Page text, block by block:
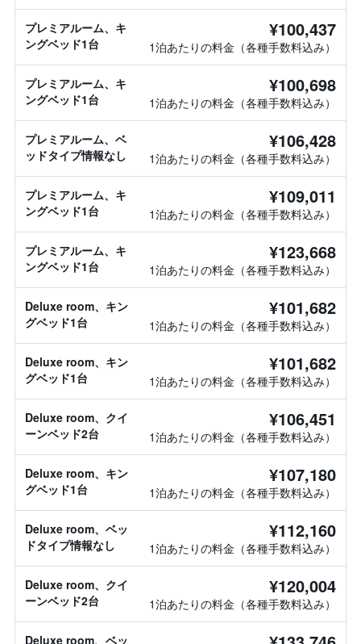
プレミアルーム、キ
ングベッド1台
¥100,437
1泊あたりの料金（各種手数料込み）
プレミアルーム、キ
ングベッド1台
¥100,698
1泊あたりの料金（各種手数料込み）
プレミアルーム、ベ
ッドタイプ情報なし
¥106,428
1泊あたりの料金（各種手数料込み）
プレミアルーム、キ
ングベッド1台
¥109,011
1泊あたりの料金（各種手数料込み）
プレミアルーム、キ
ングベッド1台
¥123,668
1泊あたりの料金（各種手数料込み）
Deluxe room、キン
グベッド1台
¥101,682
1泊あたりの料金（各種手数料込み）
Deluxe room、キン
グベッド1台
¥101,682
1泊あたりの料金（各種手数料込み）
Deluxe room、クイ
ーンベッド2台
¥106,451
1泊あたりの料金（各種手数料込み）
Deluxe room、キン
グベッド1台
¥107,180
1泊あたりの料金（各種手数料込み）
Deluxe room、ベッ
ドタイプ情報なし
¥112,160
1泊あたりの料金（各種手数料込み）
Deluxe room、クイ
ーンベッド2台
¥120,004
1泊あたりの料金（各種手数料込み）
Deluxe room、ベッ